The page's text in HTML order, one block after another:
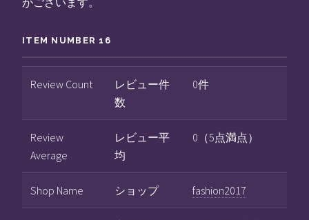
ITEM NUMBER 16
Review Count
レビュー件
数
0件
Review
Average
レビュー平
均
0（5点満点）
Shop Name ショップ fashion2017